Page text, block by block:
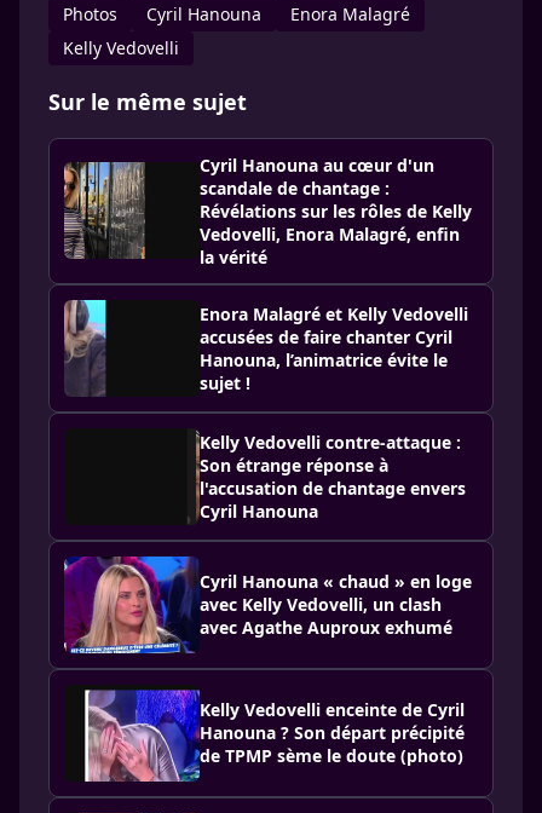
Photos
Cyril Hanouna
Enora Malagré
Kelly Vedovelli
Sur le même sujet
Cyril Hanouna au cœur d'un
scandale de chantage :
Révélations sur les rôles de Kelly
Vedovelli, Enora Malagré, enfin
la vérité
Enora Malagré et Kelly Vedovelli
accusées de faire chanter Cyril
Hanouna, l’animatrice évite le
sujet !
Kelly Vedovelli contre-attaque :
Son étrange réponse à
l'accusation de chantage envers
Cyril Hanouna
Cyril Hanouna « chaud » en loge
avec Kelly Vedovelli, un clash
avec Agathe Auproux exhumé
Kelly Vedovelli enceinte de Cyril
Hanouna ? Son départ précipité
de TPMP sème le doute (photo)